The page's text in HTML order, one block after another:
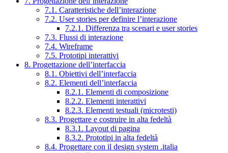
7.1. Caratteristiche dell’interazione
7.2. User stories per definire l’interazione
7.2.1. Differenza tra scenari e user stories
7.3. Flussi di interazione
7.4. Wireframe
7.5. Prototipi interattivi
8. Progettazione dell’interfaccia
8.1. Obiettivi dell’interfaccia
8.2. Elementi dell’interfaccia
8.2.1. Elementi di composizione
8.2.2. Elementi interattivi
8.2.3. Elementi testuali (microtesti)
8.3. Progettare e costruire in alta fedeltà
8.3.1. Layout di pagina
8.3.2. Prototipi in alta fedeltà
8.4. Progettare con il design system .italia